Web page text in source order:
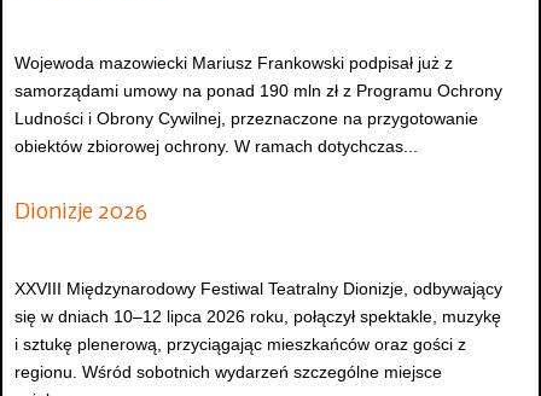
Wojewoda mazowiecki Mariusz Frankowski podpisał już z
samorządami umowy na ponad 190 mln zł z Programu Ochrony
Ludności i Obrony Cywilnej, przeznaczone na przygotowanie
obiektów zbiorowej ochrony. W ramach dotychczas...
Dionizje 2026
XXVIII Międzynarodowy Festiwal Teatralny Dionizje, odbywający
się w dniach 10–12 lipca 2026 roku, połączył spektakle, muzykę
i sztukę plenerową, przyciągając mieszkańców oraz gości z
regionu. Wśród sobotnich wydarzeń szczególne miejsce